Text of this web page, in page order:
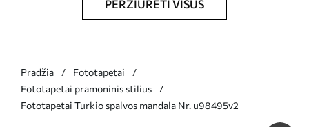
PERŽIŪRĖTI VISUS
Pradžia
Fototapetai
Fototapetai pramoninis stilius
Fototapetai Turkio spalvos mandala Nr. u98495v2